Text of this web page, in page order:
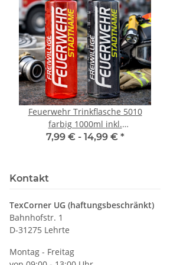
Feuerwehr Trinkflasche 5010
farbig 1000ml inkl.
Wunschnamen
7,99 € - 14,99 € *
Kontakt
TexCorner UG (haftungsbeschränkt)
Bahnhofstr. 1
D-31275 Lehrte
Montag - Freitag